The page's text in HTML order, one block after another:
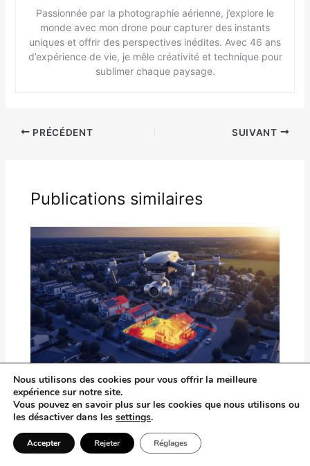
Passionnée par la photographie aérienne, j’explore le
monde avec mon drone pour capturer des instants
uniques et offrir des perspectives inédites. Avec 46 ans
d’expérience de vie, je mêle créativité et technique pour
sublimer chaque paysage.
PRÉCÉDENT SUIVANT
Publications similaires
Diagnostic Thermique Aérien : Détecter
les Déperditions de Chaleur par Drone
Laisser un commentaire Matériel & Tests
Lefèvre
Nous utilisons des cookies pour vous offrir la meilleure
expérience sur notre site.
Vous pouvez en savoir plus sur les cookies que nous utilisons ou
les désactiver dans les settings.
Accepter Rejeter Réglages